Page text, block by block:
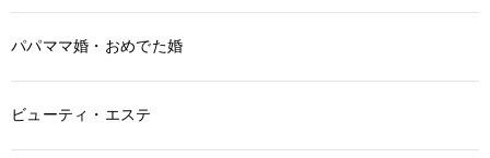
パパママ婚・おめでた婚
ビューティ・エステ